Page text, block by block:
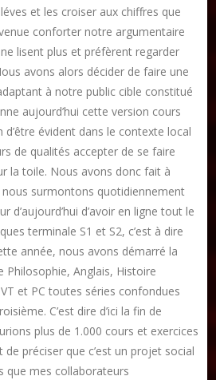
et les croiser aux chiffres que
conforter notre argumentaire
lisent plus et préfèrent regarder
avons alors décider de faire une
à notre public cible constitué
aujourd’hui cette version cours
d’être évident dans le contexte local
de qualités accepter de se faire
la toile. Nous avons donc fait à
surmontons quotidiennement
d’aujourd’hui d’avoir en ligne tout le
terminale S1 et S2, c’est à dire
année, nous avons démarré la
Philosophie, Anglais, Histoire
et PC toutes séries confondues
C’est dire d’ici la fin de
plus de 1.000 cours et exercices
préciser que c’est un projet social
que mes collaborateurs